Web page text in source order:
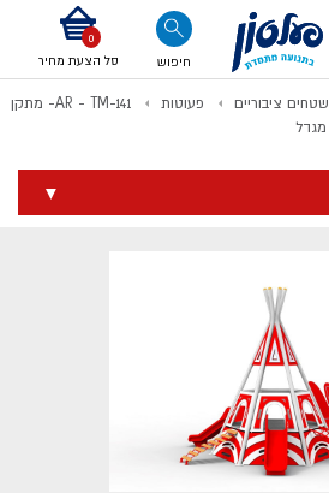
חיפוש סל הצעת מחיר
שטחים ציבוריים פעוטות
AR - TM-141- מתקן